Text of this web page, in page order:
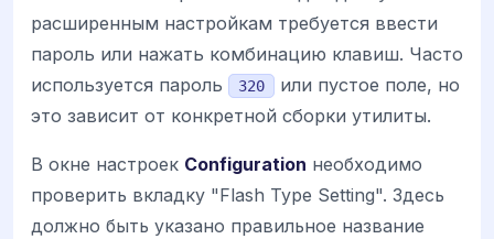
расширенным настройкам требуется ввести
пароль или нажать комбинацию клавиш. Часто
используется пароль
320
или пустое поле, но
это зависит от конкретной сборки утилиты.
В окне настроек Configuration необходимо
проверить вкладку "Flash Type Setting". Здесь
должно быть указано правильное название